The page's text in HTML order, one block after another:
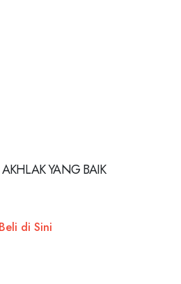
YANG BAIK
Beli di Sini